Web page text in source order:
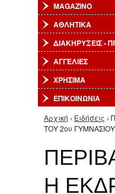
MAGAZINO
ΑΘΛΗΤΙΚΑ
ΔΙΑΚΗΡΥΞΕΙΣ -
ΑΓΓΕΛΙΕΣ
ΧΡΗΣΙΜΑ
ΕΠΙΚΟΙΝΩΝΙΑ
Είστε εδώ
Αρχική › Ειδήσεις ›
ΤΟΥ 2ου
Η